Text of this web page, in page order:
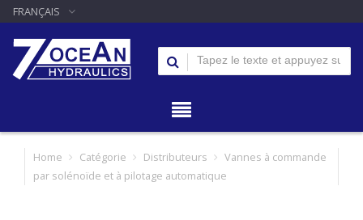
FRANÇAIS
Home Catégorie Distributeurs
Vannes à commande
par solénoïde et à pilotage automatique